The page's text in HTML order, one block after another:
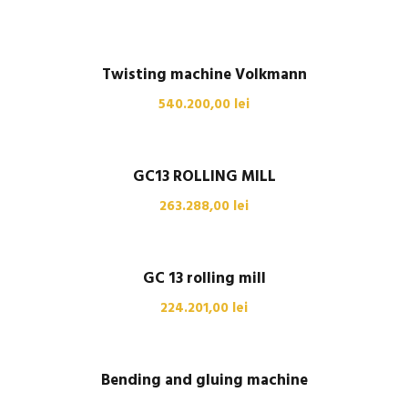
Twisting machine Volkmann
540.200,00 lei
GC13 ROLLING MILL
263.288,00 lei
GC 13 rolling mill
224.201,00 lei
Bending and gluing machine